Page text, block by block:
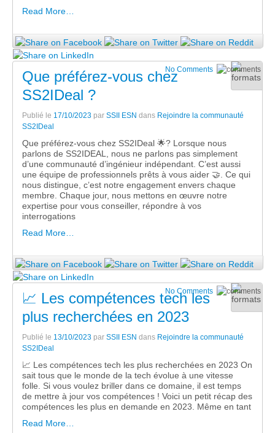
Read More…
No Comments
Que préférez-vous chez
SS2IDeal ?
Publié le 17/10/2023 par SSII ESN dans Rejoindre la communauté
SS2IDeal
Que préférez-vous chez SS2IDeal 🌟? Lorsque nous
parlons de SS2IDEAL, nous ne parlons pas simplement
d’une communauté d’ingénieur indépendant. C’est aussi
une équipe de professionnels prêts à vous aider 🤝. Ce qui
nous distingue, c’est notre engagement envers chaque
membre. Chaque jour, nous mettons en œuvre notre
expertise pour vous conseiller, répondre à vos
interrogations
Read More…
No Comments
📈 Les compétences tech les
plus recherchées en 2023
Publié le 13/10/2023 par SSII ESN dans Rejoindre la communauté
SS2IDeal
📈 Les compétences tech les plus recherchées en 2023 On
sait tous que le monde de la tech évolue à une vitesse
folle. Si vous voulez briller dans ce domaine, il est temps
de mettre à jour vos compétences ! Voici un petit récap des
compétences les plus en demande en 2023. Même en tant
Read More…